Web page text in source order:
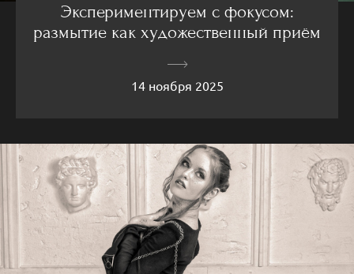
Экспериментируем с фокусом:
размытие как художественный приём
14 ноября 2025